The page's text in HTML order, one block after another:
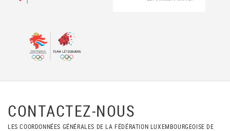
CONTACTEZ-NOUS
LES COORDONNÉES GÉNÉRALES DE LA FÉDÉRATION LUXEMBOURGEOISE DE